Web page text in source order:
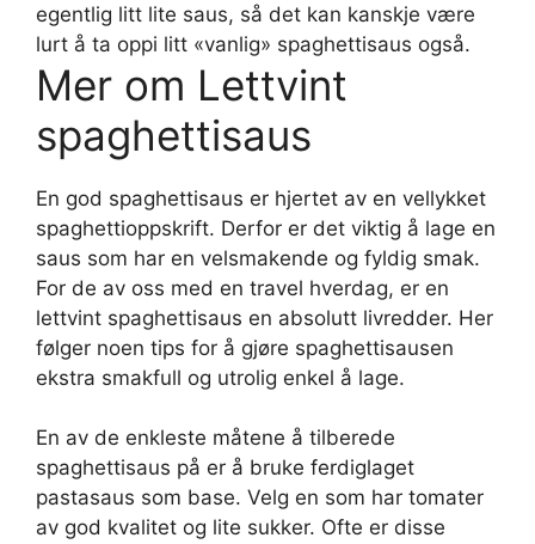
egentlig litt lite saus, så det kan kanskje være
lurt å ta oppi litt «vanlig» spaghettisaus også.
Mer om Lettvint
spaghettisaus
En god spaghettisaus er hjertet av en vellykket
spaghettioppskrift. Derfor er det viktig å lage en
saus som har en velsmakende og fyldig smak.
For de av oss med en travel hverdag, er en
lettvint spaghettisaus en absolutt livredder. Her
følger noen tips for å gjøre spaghettisausen
ekstra smakfull og utrolig enkel å lage.
En av de enkleste måtene å tilberede
spaghettisaus på er å bruke ferdiglaget
pastasaus som base. Velg en som har tomater
av god kvalitet og lite sukker. Ofte er disse